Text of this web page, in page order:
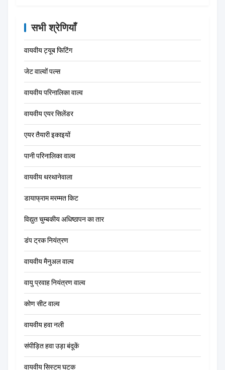
सभी श्रेणियाँ
वायवीय ट्यूब फिटिंग
जेट वाल्वों पल्स
वायवीय परिनालिका वाल्व
वायवीय एयर सिलेंडर
एयर तैयारी इकाइयों
पानी परिनालिका वाल्व
वायवीय थरथानेवाला
डायाफ्राम मरम्मत किट
विद्युत चुम्बकीय अधिष्ठापन का तार
डंप ट्रक नियंत्रण
वायवीय मैनुअल वाल्व
वायु प्रवाह नियंत्रण वाल्व
कोण सीट वाल्व
वायवीय हवा नली
संपीड़ित हवा उड़ा बंदूकें
वायवीय सिस्टम घटक